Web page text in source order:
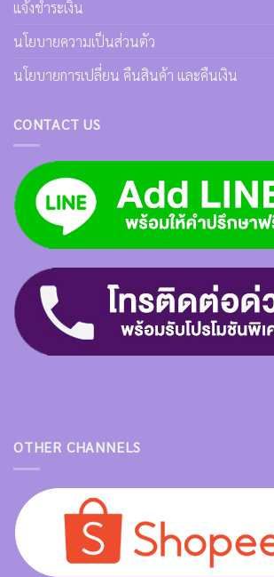
แจ้งชำระเงิน
นโยบายความเป็นส่วนตัว
นโยบายการเปลี่ยน คืนสินค้า และคืนเงิน
CONTACT US
OTHER CHANNELS